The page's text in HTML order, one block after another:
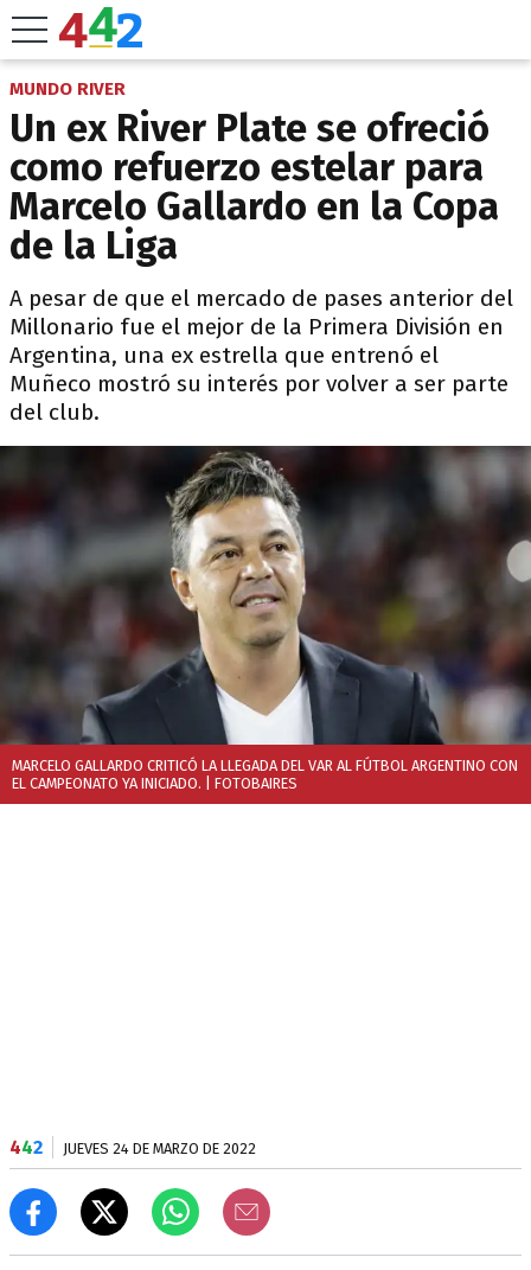
MUNDO RIVER
Un ex River Plate se ofreció
como refuerzo estelar para
Marcelo Gallardo en la Copa
de la Liga
A pesar de que el mercado de pases anterior del
Millonario fue el mejor de la Primera División en
Argentina, una ex estrella que entrenó el
Muñeco mostró su interés por volver a ser parte
del club.
MARCELO GALLARDO CRITICÓ LA LLEGADA DEL VAR AL FÚTBOL ARGENTINO CON
EL CAMPEONATO YA INICIADO. | FOTOBAIRES
442 JUEVES 24 DE MARZO DE 2022